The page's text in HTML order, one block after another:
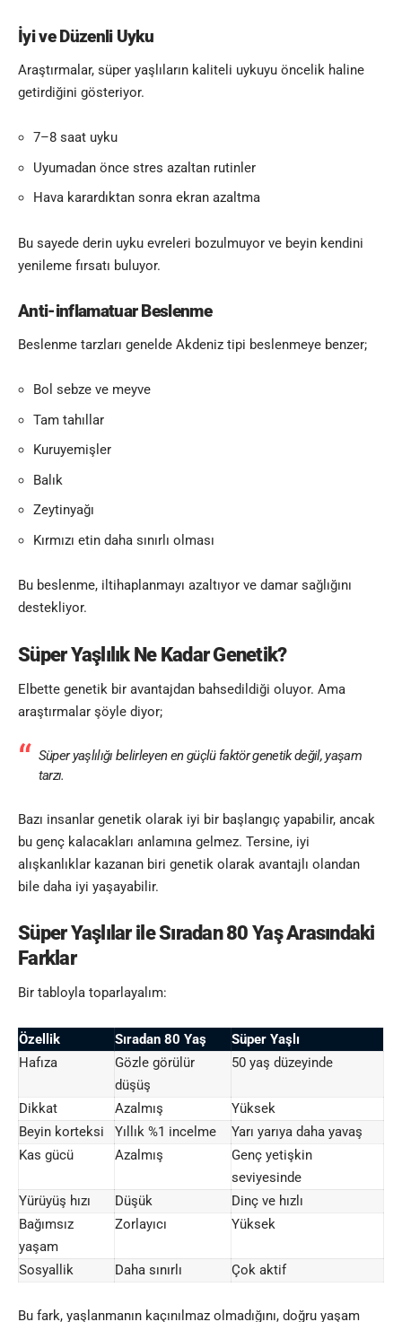
İyi ve Düzenli Uyku
Araştırmalar, süper yaşlıların kaliteli uykuyu öncelik haline
getirdiğini gösteriyor.
7–8 saat uyku
Uyumadan önce stres azaltan rutinler
Hava karardıktan sonra ekran azaltma
Bu sayede derin uyku evreleri bozulmuyor ve beyin kendini
yenileme fırsatı buluyor.
Anti-inflamatuar Beslenme
Beslenme tarzları genelde Akdeniz tipi beslenmeye benzer;
Bol sebze ve meyve
Tam tahıllar
Kuruyemişler
Balık
Zeytinyağı
Kırmızı etin daha sınırlı olması
Bu beslenme, iltihaplanmayı azaltıyor ve damar sağlığını
destekliyor.
Süper Yaşlılık Ne Kadar Genetik?
Elbette genetik bir avantajdan bahsedildiği oluyor. Ama
araştırmalar şöyle diyor;
Süper yaşlılığı belirleyen en güçlü faktör genetik değil, yaşam
tarzı.
Bazı insanlar genetik olarak iyi bir başlangıç yapabilir, ancak
bu genç kalacakları anlamına gelmez. Tersine, iyi
alışkanlıklar kazanan biri genetik olarak avantajlı olandan
bile daha iyi yaşayabilir.
Süper Yaşlılar ile Sıradan 80 Yaş Arasındaki
Farklar
Bir tabloyla toparlayalım:
Özellik Sıradan 80 Yaş
Süper Yaşlı
Hafıza
Gözle görülür
düşüş
50 yaş düzeyinde
Dikkat Azalmış
Yüksek
Beyin korteksi
Yıllık %1 incelme
Yarı yarıya daha yavaş
Kas gücü
Azalmış
Genç yetişkin
seviyesinde
Yürüyüş hızı
Düşük
Dinç ve hızlı
Bağımsız
yaşam
Zorlayıcı Yüksek
Sosyallik Daha sınırlı Çok aktif
Bu fark, yaşlanmanın kaçınılmaz olmadığını, doğru yaşam